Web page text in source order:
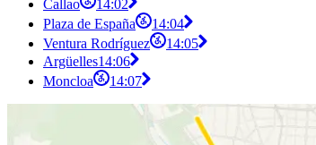
Callao
14:02
Plaza de España
14:04
Ventura Rodríguez
14:05
Argüelles14:06
Moncloa
14:07